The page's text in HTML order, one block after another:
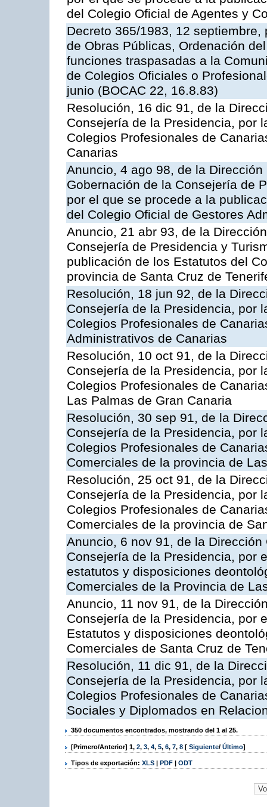
del Colegio Oficial de Agentes y
Decreto 365/1983, 12
de Obras Públicas, Ordenación
funciones traspasadas a la
de Colegios Oficiales o
junio (BOCAC 22, 16.8.83)
Resolución, 16 dic 91, de la
Consejería de la Presidencia, por
Colegios Profesionales de
Canarias
Anuncio, 4 ago 98, de la
Gobernación de la Consejería de
por el que se procede a la
del Colegio Oficial de Gestores
Anuncio, 21 abr 93, de la
Consejería de Presidencia y
publicación de los Estatutos del
provincia de Santa Cruz de
Resolución, 18 jun 92, de la
Consejería de la Presidencia, por
Colegios Profesionales de
Administrativos de Canarias
Resolución, 10 oct 91, de la
Consejería de la Presidencia, por
Colegios Profesionales de
Las Palmas de Gran Canaria
Resolución, 30 sep 91, de la
Consejería de la Presidencia, por
Colegios Profesionales de
Comerciales de la provincia de
Resolución, 25 oct 91, de la
Consejería de la Presidencia, por
Colegios Profesionales de
Comerciales de la provincia de
Anuncio, 6 nov 91, de la
Consejería de la Presidencia, por
estatutos y disposiciones
Comerciales de la Provincia de
Anuncio, 11 nov 91, de la
Consejería de la Presidencia, por
Estatutos y disposiciones
Comerciales de Santa Cruz de
Resolución, 11 dic 91, de la
Consejería de la Presidencia, por
Colegios Profesionales de
Sociales y Diplomados en
350 documentos encontrados, mostrando del 1 al 25.
[Primero/Anterior] 1, 2, 3, 4, 5, 6, 7, 8 [ Siguiente/ Último]
Tipos de exportación: XLS | PDF | ODT